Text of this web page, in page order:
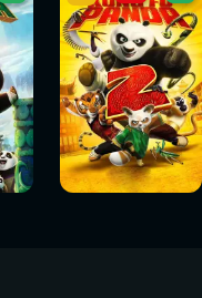
Sledovat
nyní
Sledovat
nyní